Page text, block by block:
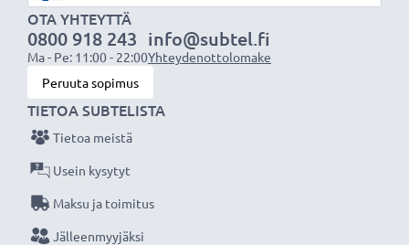
lista kaikista tarvikeakun korvaamista akkumalleista)
Tekniset tiedot:
Tuotemerkki: CELLONIC vaihtoakku
Kapasiteetti: 1050mAh
Jännite: 3.6V - 3.7V
Teknologia: Litiumionit
Väri : Musta
OTA YHTEYTTÄ
0800 918 243
Ma - Pe: 11:00 - 22:00
info@subtel.fi
Yhteydenottolomake
Peruuta sopimus
TIETOA SUBTELISTA
Tietoa meistä
Usein kysytyt
Maksu ja toimitus
Jälleenmyyjäksi